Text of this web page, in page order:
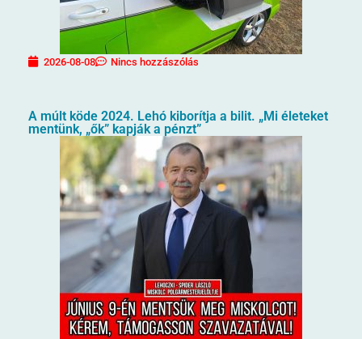
2026-08-08 Nincs hozzászólás
A múlt köde 2024. Lehó kiborítja a bilit. „Mi életeket
mentünk, „ők” kapják a pénzt”